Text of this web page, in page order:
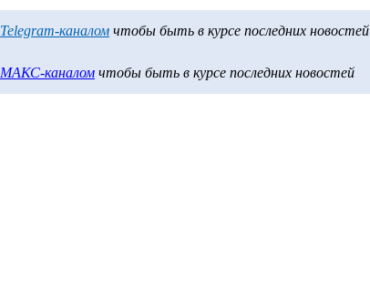
Telegram-каналом чтобы быть в курсе последних новостей
МАКС-каналом чтобы быть в курсе последних новостей